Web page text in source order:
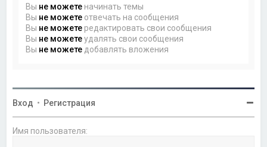
Вы не можете начинать темы
Вы не можете отвечать на сообщения
Вы не можете редактировать свои сообщения
Вы не можетеудалять свои сообщения
Вы не можете добавлять вложения
Вход • Регистрация
Имя пользователя: